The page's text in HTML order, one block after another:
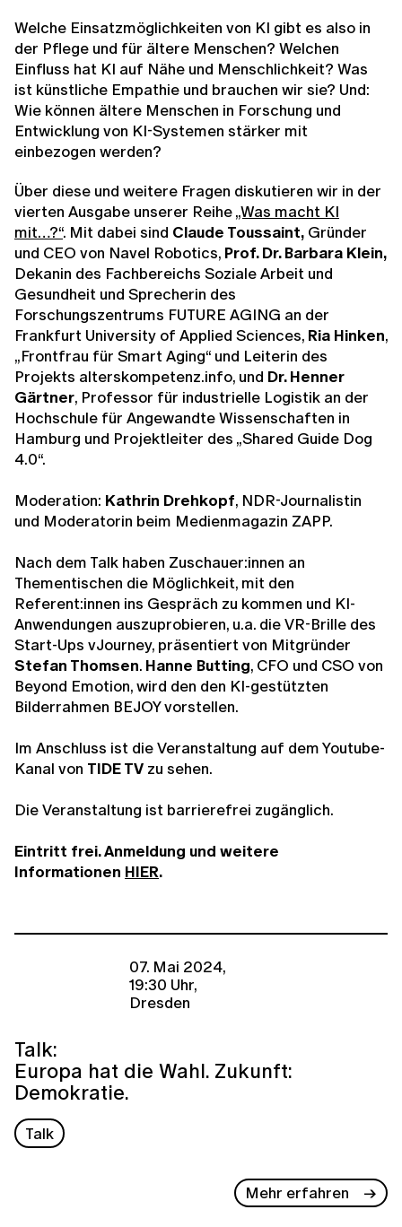
Welche Einsatzmöglichkeiten von KI gibt es also in
der Pflege und für ältere Menschen? Welchen
Einfluss hat KI auf Nähe und Menschlichkeit? Was
ist künstliche Empathie und brauchen wir sie? Und:
Wie können ältere Menschen in Forschung und
Entwicklung von KI-Systemen stärker mit
einbezogen werden?
Über diese und weitere Fragen diskutieren wir in der
vierten Ausgabe unserer Reihe„Was macht KI
mit…?“. Mit dabei sind Claude Toussaint, Gründer
und CEO von Navel Robotics, Prof. Dr. Barbara Klein,
Dekanin des Fachbereichs Soziale Arbeit und
Gesundheit und Sprecherin des
Forschungszentrums FUTURE AGING an der
Frankfurt University of Applied Sciences, Ria Hinken,
„Frontfrau für Smart Aging“ und Leiterin des
Projekts alterskompetenz.info, und Dr. Henner
Gärtner, Professor für industrielle Logistik an der
Hochschule für Angewandte Wissenschaften in
Hamburg und Projektleiter des „Shared Guide Dog
4.0“.
Moderation: Kathrin Drehkopf, NDR-Journalistin
und Moderatorin beim Medienmagazin ZAPP.
Nach dem Talk haben Zuschauer:innen an
Thementischen die Möglichkeit, mit den
Referent:innen ins Gespräch zu kommen und KI-
Anwendungen auszuprobieren, u.a. die VR-Brille des
Start-Ups vJourney, präsentiert von Mitgründer
Stefan Thomsen. Hanne Butting, CFO und CSO von
Beyond Emotion, wird den den KI-gestützten
Bilderrahmen BEJOY vorstellen.
Im Anschluss ist die Veranstaltung auf dem Youtube-
Kanal von TIDE TV zu sehen.
Die Veranstaltung ist barrierefrei zugänglich.
Eintritt frei. Anmeldung und weitere
Informationen HIER.
07. Mai 2024,
19:30 Uhr,
Dresden
Talk:
Europa hat die Wahl. Zukunft:
Demokratie.
Talk
Mehr erfahren